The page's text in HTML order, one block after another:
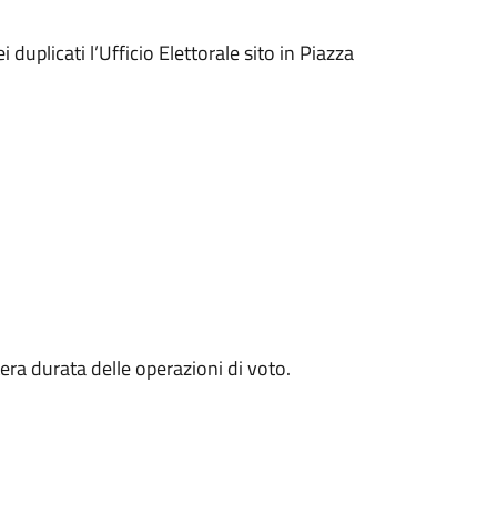
duplicati l’Ufficio Elettorale sito in Piazza
durata delle operazioni di voto.